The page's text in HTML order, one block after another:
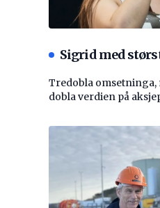
Sigrid med
Tredobla
dobla verdien på